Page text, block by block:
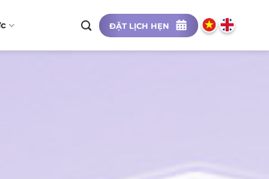
ĐẶT LỊCH HẸN